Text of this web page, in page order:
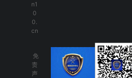
n1
0
0.
cn
免
责
声